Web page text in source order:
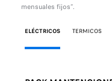
mensuales fijos”.
ELÉCTRICOS TERMICOS